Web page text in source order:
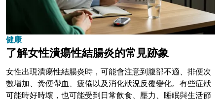
健康
了解女性潰瘍性結腸炎的常見跡象
女性出現潰瘍性結腸炎時，可能會注意到腹部不適、排便次
數增加、糞便帶血、疲倦以及消化狀況反覆變化。有些症狀
可能時好時壞，也可能受到日常飲食、壓力、睡眠與生活節